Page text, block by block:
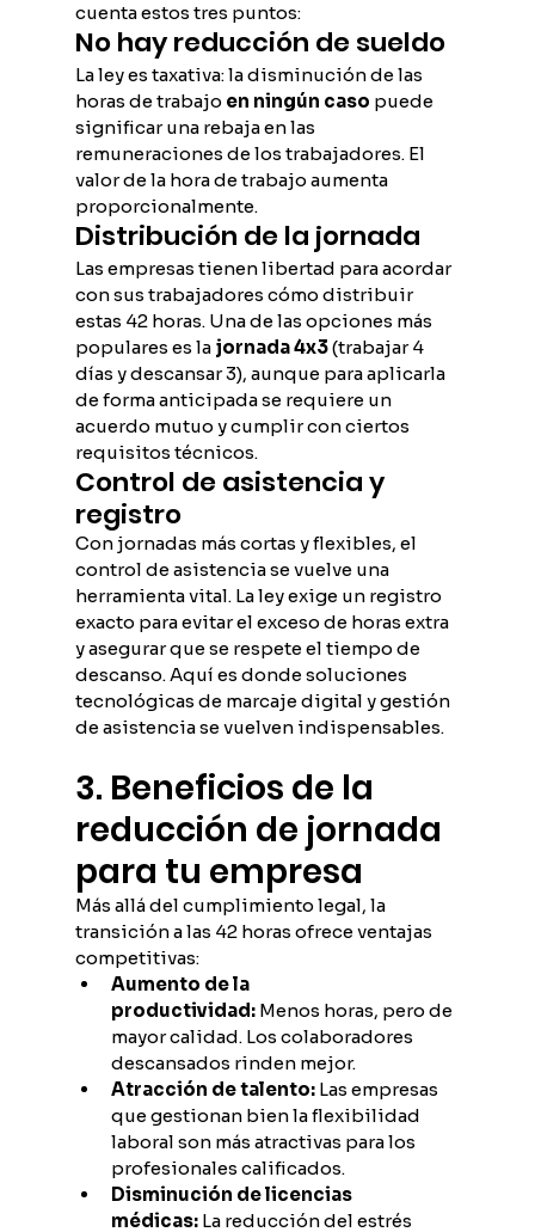
cuenta estos tres puntos:
No hay reducción de sueldo
La ley es taxativa: la disminución de las
horas de trabajo en ningún caso puede
significar una rebaja en las
remuneraciones de los trabajadores. El
valor de la hora de trabajo aumenta
proporcionalmente.
Distribución de la jornada
Las empresas tienen libertad para acordar
con sus trabajadores cómo distribuir
estas 42 horas. Una de las opciones más
populares es la jornada 4x3 (trabajar 4
días y descansar 3), aunque para aplicarla
de forma anticipada se requiere un
acuerdo mutuo y cumplir con ciertos
requisitos técnicos.
Control de asistencia y
registro
Con jornadas más cortas y flexibles, el
control de asistencia se vuelve una
herramienta vital. La ley exige un registro
exacto para evitar el exceso de horas extra
y asegurar que se respete el tiempo de
descanso. Aquí es donde soluciones
tecnológicas de marcaje digital y gestión
de asistencia se vuelven indispensables.
3. Beneficios de la
reducción de jornada
para tu empresa
Más allá del cumplimiento legal, la
transición a las 42 horas ofrece ventajas
competitivas:
Aumento de la
productividad: Menos horas, pero de
mayor calidad. Los colaboradores
descansados rinden mejor.
Atracción de talento: Las empresas
que gestionan bien la flexibilidad
laboral son más atractivas para los
profesionales calificados.
Disminución de licencias
médicas: La reducción del estrés